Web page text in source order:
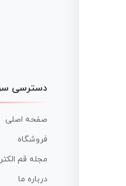
دسترسی
صفحه اصلی
فروشگاه
مجله قم
درباره ما